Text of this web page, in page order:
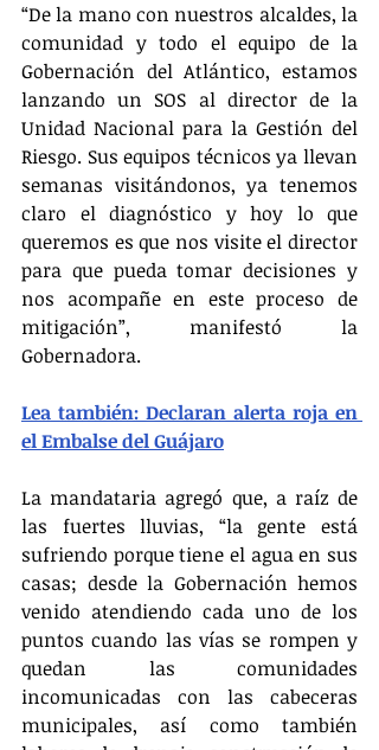
“De la mano con nuestros alcaldes, la
comunidad y todo el equipo de la
Gobernación del Atlántico, estamos
lanzando un SOS al director de la
Unidad Nacional para la Gestión del
Riesgo. Sus equipos técnicos ya llevan
semanas visitándonos, ya tenemos
claro el diagnóstico y hoy lo que
queremos es que nos visite el director
para que pueda tomar decisiones y
nos acompañe en este proceso de
mitigación”, manifestó la
Gobernadora.
Lea también: Declaran alerta roja en
el Embalse del Guájaro
La mandataria agregó que, a raíz de
las fuertes lluvias, “la gente está
sufriendo porque tiene el agua en sus
casas; desde la Gobernación hemos
venido atendiendo cada uno de los
puntos cuando las vías se rompen y
quedan las comunidades
incomunicadas con las cabeceras
municipales, así como también